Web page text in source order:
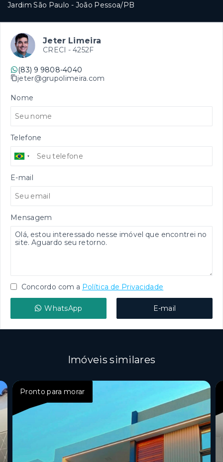
Jardim São Paulo - João Pessoa/PB
Jeter Limeira
CRECI - 4252F
(83) 9 9808-4040
jeter@grupolimeira.com
Nome
Telefone
E-mail
Mensagem
Concordo com a Política de Privacidade
WhatsApp E-mail
Imóveis similares
Pronto para morar